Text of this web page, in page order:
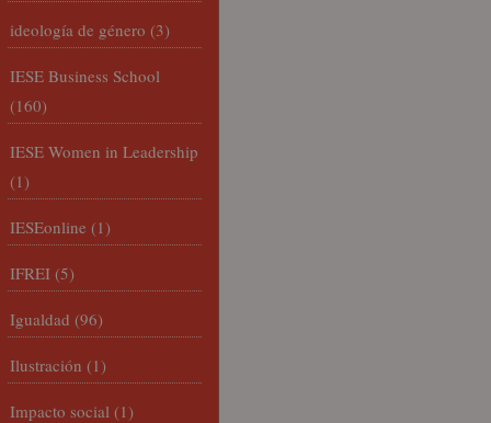
ideología de género (3)
IESE Business School
(160)
IESE Women in Leadership
(1)
IESEonline (1)
IFREI (5)
Igualdad (96)
Ilustración (1)
Impacto social (1)